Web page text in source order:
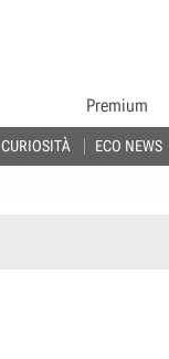
CURIOSITÀ ECO NEWS
Premium